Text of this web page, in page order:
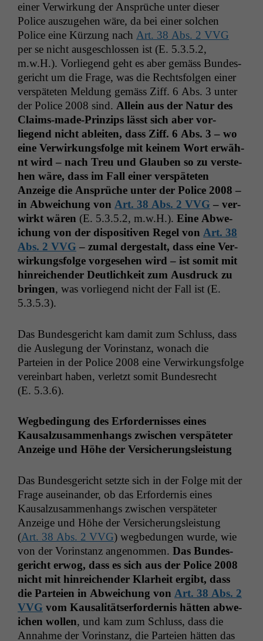
ein­er Ver­wirkung der Ansprüche unter dieser
Police auszuge­hen wäre, da bei ein­er solchen
Police eine Kürzung nach Art. 38 Abs. 2 VVG
per se nicht aus­geschlossen ist (E. 5.3.5.2,
m.w.H.). Vor­liegend geht es aber gemäss Bun­des­
gericht um die Frage, was die Rechts­fol­gen ein­er
ver­späteten Mel­dung gemäss Ziff. 6 Abs. 3 unter
der Police 2008 sind. Allein aus der Natur des
Claims-made-Prinzips lässt sich aber vor­
liegend nicht ableit­en, dass Ziff. 6 Abs. 3 – wo
eine Ver­wirkungs­folge mit keinem Wort erwäh­
nt wird – nach Treu und Glauben so zu ver­ste­
hen wäre, dass im Fall ein­er ver­späteten
Anzeige die Ansprüche unter der Police 2008 –
in Abwe­ichung von Art. 38 Abs. 2 VVG – ver­
wirkt wären (E. 5.3.5.2, m.w.H.). Eine Abwe­
ichung von der dis­pos­i­tiv­en Regel von Art. 38
Abs. 2 VVG – zumal dergestalt, dass eine Ver­
wirkungs­folge vorge­se­hen wird – ist somit mit
hin­re­ichen­der Deut­lichkeit zum Aus­druck zu
brin­gen, was vor­liegend nicht der Fall ist (E.
5.3.5.3).
Das Bun­des­gericht kam damit zum Schluss, dass
die Ausle­gung der Vorin­stanz, wonach die
Parteien in der Police 2008 eine Ver­wirkungs­folge
vere­in­bart haben, ver­let­zt somit Bun­desrecht
(E. 5.3.6).
Wegbe­din­gung des Erforderniss­es eines
Kausalzusam­men­hangs zwis­chen ver­späteter
Anzeige und Höhe der Versicherungsleistung
Das Bun­des­gericht set­zte sich in der Folge mit der
Frage auseinan­der, ob das Erforder­nis eines
Kausalzusam­men­hangs zwis­chen ver­späteter
Anzeige und Höhe der Ver­sicherungsleis­tung
(Art. 38 Abs. 2 VVG) wegbedun­gen wurde, wie
von der Vorin­stanz angenom­men. Das Bun­des­
gericht erwog, dass es sich aus der Police 2008
nicht mit hin­re­ichen­der Klarheit ergibt, dass
die Parteien in Abwe­ichung von Art. 38 Abs. 2
VVG vom Kausal­ität­ser­forder­nis hät­ten abwe­
ichen wollen, und kam zum Schluss, dass die
Annahme der Vorin­stanz, die Parteien hät­ten das
Notwendige
Cookies
Diese
Cookies sind
damit die
Website
korrekt
angezeigt
Statistiken
Um unsere
Website zu
verbessern,
zeichnen
wir
anonyme
statistische
Daten auf.